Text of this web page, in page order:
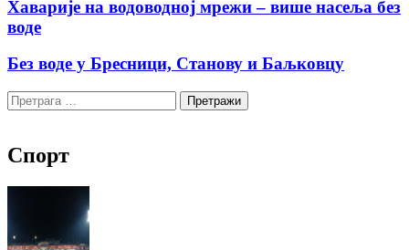
Хаварије на водоводној мрежи – више насеља без
воде
Без воде у Бресници, Станову и Баљковцу
Претрага
за:
Спорт